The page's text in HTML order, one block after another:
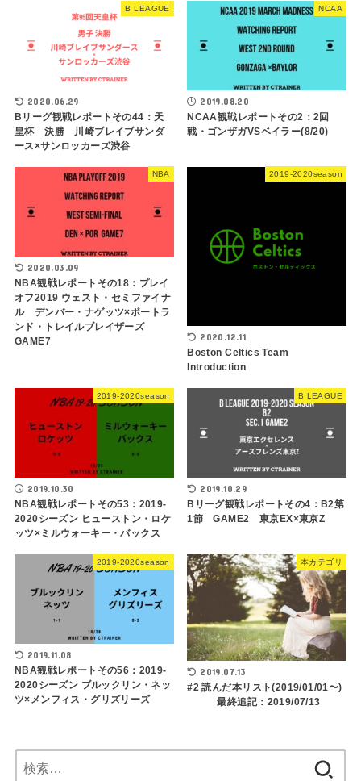
B LEAGUE
2020.06.29
Bリーグ観戦レポートその44：天
皇杯 決勝 川崎ブレイブサンダ
ース×サンロッカーズ渋谷
NCAA
2019.08.20
NCAA観戦レポートその2：2回
戦・ゴンザガVSベイラー(8/20)
NBA
2020.03.09
NBA観戦レポートその18：プレイ
オフ2019 ウェスト・セミファイナ
ル デンバー・ナゲッツ×ポートラ
ンド・トレイルブレイザーズ
GAME7
2019-2020season
2020.12.11
Boston Celtics Team
Introduction
2019-2020season
2019.10.30
NBA観戦レポートその53：2019-
2020シーズン ヒューストン・ロケ
ッツ×ミルウォーキー・バックス
B LEAGUE
2019.10.29
Bリーグ観戦レポートその4：B2第
1節 GAME2 東京EX×東京Z
2019-2020season
2019.11.08
NBA観戦レポートその56：2019-
2020シーズン ブルックリン・ネッ
ツ×メンフィス・グリズリーズ
本カテゴリ
2019.07.13
#2 読んだ本リスト(2019/01/01〜)
最終追記：2019/07/13